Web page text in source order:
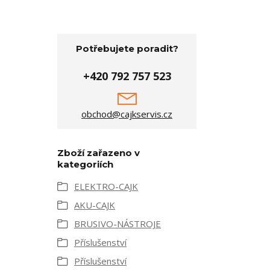
Potřebujete poradit?
+420 792 757 523
obchod@cajkservis.cz
Zboží zařazeno v
kategoriích
ELEKTRO-CAJK
AKU-CAJK
BRUSIVO-NÁSTROJE
Příslušenství
Příslušenství